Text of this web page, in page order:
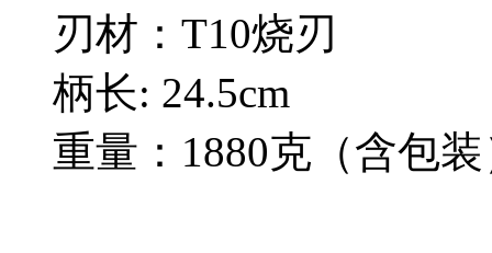
刃材：T10烧刃
柄长: 24.5cm
重量：1880克（含包